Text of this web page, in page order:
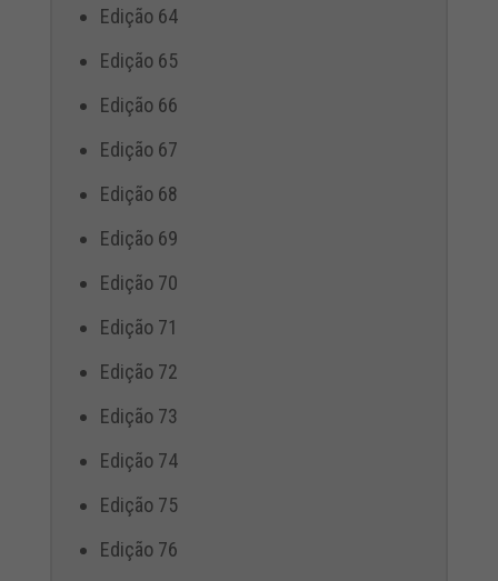
Edição 64
Edição 65
Edição 66
Edição 67
Edição 68
Edição 69
Edição 70
Edição 71
Edição 72
Edição 73
Edição 74
Edição 75
Edição 76